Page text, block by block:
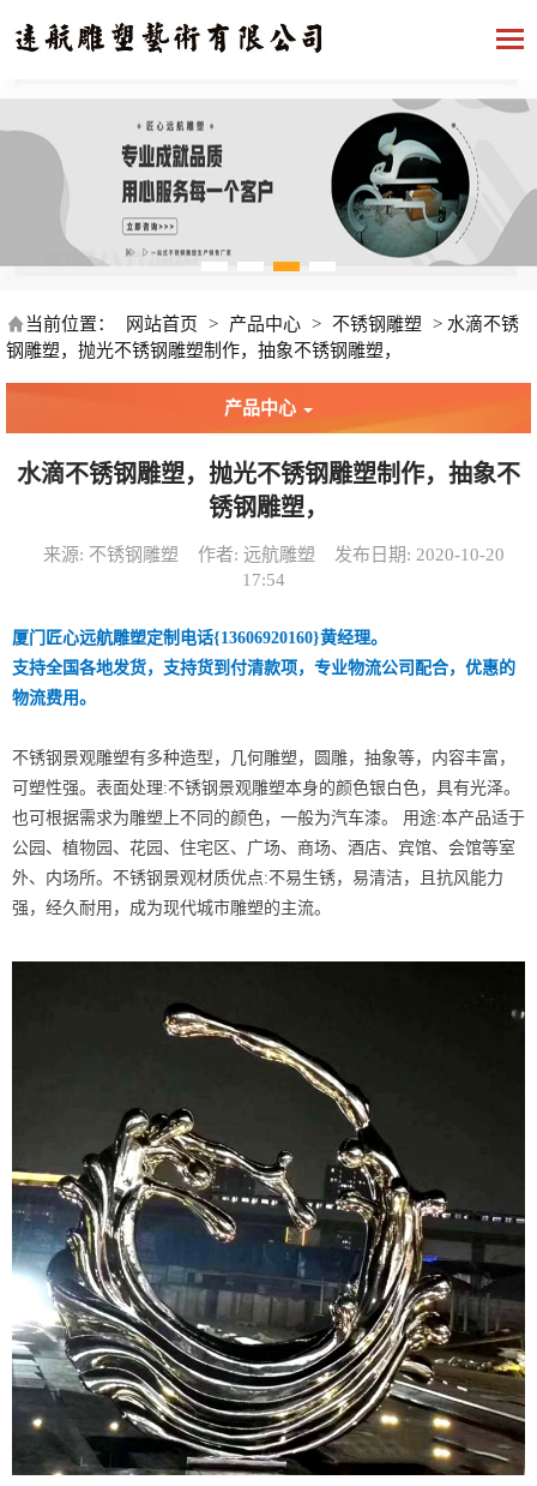
当前位置： 网站首页 > 产品中心 > 不锈钢雕塑 > 水滴不锈
钢雕塑，抛光不锈钢雕塑制作，抽象不锈钢雕塑，
产品中心
水滴不锈钢雕塑，抛光不锈钢雕塑制作，抽象不
锈钢雕塑，
来源: 不锈钢雕塑 作者: 远航雕塑
发布日期: 2020-10-20
17:54
厦门匠心远航雕塑定制电话{13606920160}黄经理。
支持全国各地发货，支持货到付清款项，专业物流公司配合，优惠的
物流费用。
不锈钢景观雕塑有多种造型，几何雕塑，圆雕，抽象等，内容丰富，
可塑性强。表面处理:不锈钢景观雕塑本身的颜色银白色，具有光泽。
也可根据需求为雕塑上不同的颜色，一般为汽车漆。 用途:本产品适于
公园、植物园、花园、住宅区、广场、商场、酒店、宾馆、会馆等室
外、内场所。不锈钢景观材质优点:不易生锈，易清洁，且抗风能力
强，经久耐用，成为现代城市雕塑的主流。